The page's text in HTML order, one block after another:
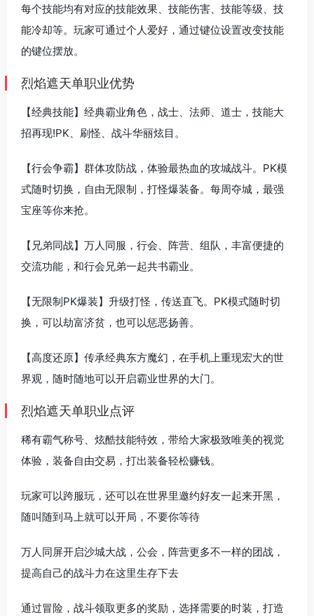
每个技能均有对应的技能效果、技能伤害、技能等级、技
能冷却等。玩家可通过个人爱好，通过键位设置改变技能
的键位摆放。
烈焰遮天单职业优势
【经典技能】经典霸业角色，战士、法师、道士，技能大
招再现!PK、刷怪、战斗华丽炫目。
【行会争霸】群体攻防战，体验最热血的攻城战斗。PK模
式随时切换，自由无限制，打怪爆装备。每周夺城，最强
宝座等你来抢。
【兄弟同战】万人同服，行会、阵营、组队，丰富便捷的
交流功能，和行会兄弟一起共书霸业。
【无限制PK爆装】升级打怪，传送直飞。PK模式随时切
换，可以劫富济贫，也可以惩恶扬善。
【高度还原】传承经典东方魔幻，在手机上重现宏大的世
界观，随时随地可以开启霸业世界的大门。
烈焰遮天单职业点评
稀有霸气称号、炫酷技能特效，带给大家极致唯美的视觉
体验，装备自由交易，打出装备轻松赚钱。
玩家可以跨服玩，还可以在世界里邀约好友一起来开黑，
随叫随到马上就可以开局，不要你等待
万人同屏开启沙城大战，公会，阵营更多不一样的团战，
提高自己的战斗力在这里生存下去
通过冒险，战斗领取更多的奖励，选择需要的时装，打造